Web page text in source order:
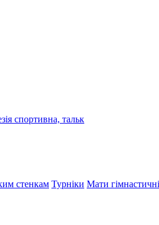
спортивна, тальк
стенкам Турніки Мати гімнастичні